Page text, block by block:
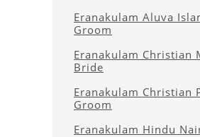
Eranakulam Aluva
Groom
Eranakulam Christian
Bride
Eranakulam Christian
Groom
Eranakulam Hindu